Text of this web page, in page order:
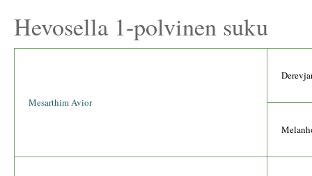
Hevosella 1-polvinen suku
Mesarthim Avior